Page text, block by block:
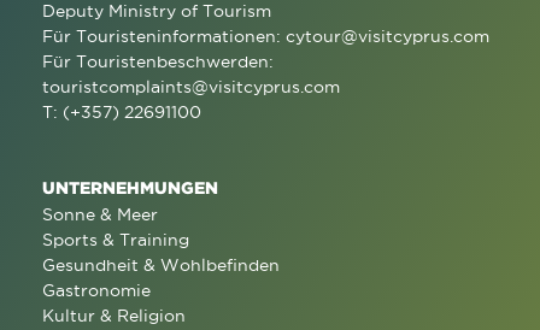
Deputy Ministry of Tourism
Für Touristeninformationen: cytour@visitcyprus.com
Für Touristenbeschwerden:
touristcomplaints@visitcyprus.com
T: (+357) 22691100
UNTERNEHMUNGEN
Sonne & Meer
Sports & Training
Gesundheit & Wohlbefinden
Gastronomie
Kultur & Religion